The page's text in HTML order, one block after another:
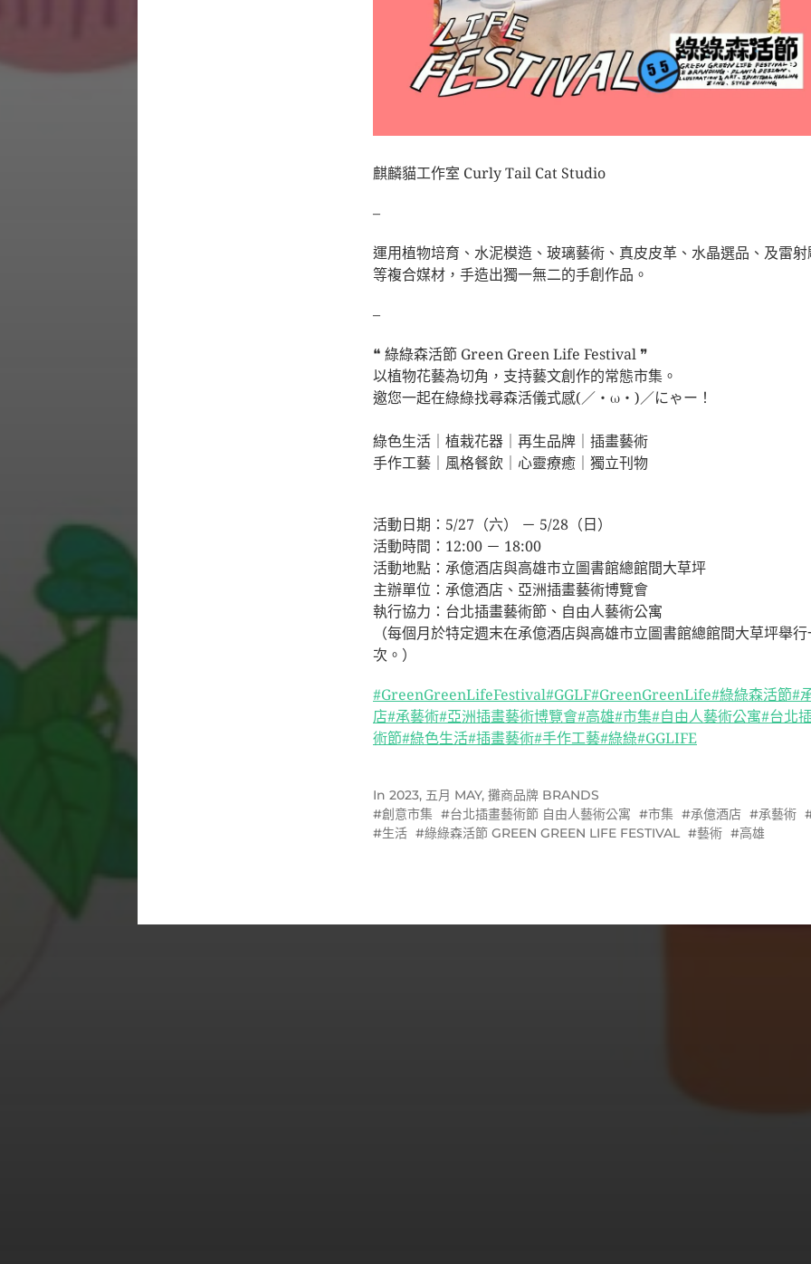
麒麟貓工作室 Curly Tail Cat Studio
–
運用植物培育、水泥模造、玻璃藝術、真皮皮革、水晶選品、及雷射
等複合媒材，手造出獨一無二的手創作品。
–
❝ 綠綠森活節 Green Green Life Festival ❞
以植物花藝為切角，支持藝文創作的常態市集。
邀您一起在綠綠找尋森活儀式感(／・ω・)／にゃー！
綠色生活｜植栽花器｜再生品牌｜插畫藝術
手作工藝｜風格餐飲｜心靈療癒｜獨立刊物
活動日期：5/27（六） － 5/28（日）
活動時間：12:00 － 18:00
活動地點：承億酒店與高雄市立圖書館總館間大草坪
主辦單位：承億酒店、亞洲插畫藝術博覽會
執行協力：台北插畫藝術節、自由人藝術公寓
（每個月於特定週末在承億酒店與高雄市立圖書館總館間大草坪舉行
次。）
#GreenGreenLifeFestival#GGLF#GreenGreenLife#綠綠森活節#
店#承藝術#亞洲插畫藝術博覽會#高雄#市集#自由人藝術公寓#台北
術節#綠色生活#插畫藝術#手作工藝#綠綠#GGLIFE
In 2023, 五月 MAY, 攤商品牌 BRANDS
創意市集
台北插畫藝術節 自由人藝術公寓 市集 承億酒店
承藝術
生活
綠綠森活節 GREEN GREEN LIFE FESTIVAL 藝術 高雄